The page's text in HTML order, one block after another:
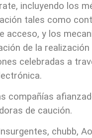
incluyendo los
tales como
acceso, y los
de la realización
celebradas a
compañías
de caución.
chubb,